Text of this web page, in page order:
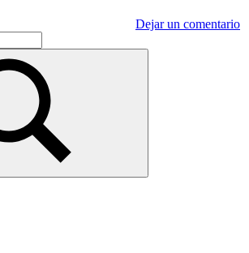
Dejar un comentario
Buscar